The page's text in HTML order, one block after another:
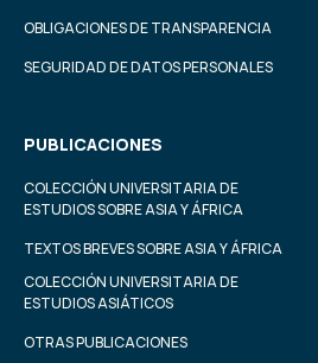
OBLIGACIONES DE TRANSPARENCIA
SEGURIDAD DE DATOS PERSONALES
PUBLICACIONES
COLECCIÓN UNIVERSITARIA DE
ESTUDIOS SOBRE ASIA Y ÁFRICA
TEXTOS BREVES SOBRE ASIA Y ÁFRICA
COLECCIÓN UNIVERSITARIA DE
ESTUDIOS ASIÁTICOS
OTRAS PUBLICACIONES